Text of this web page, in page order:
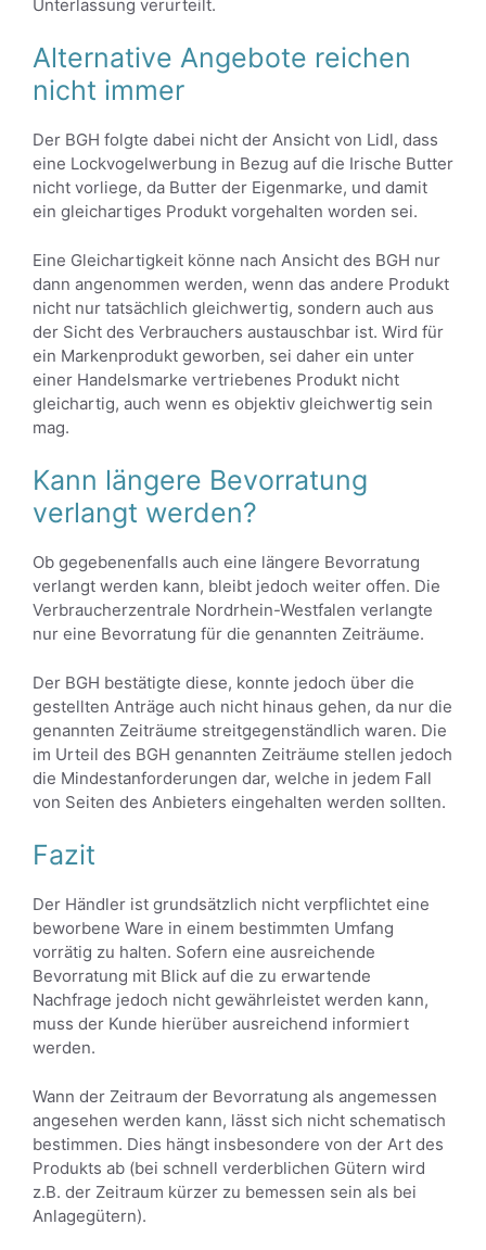
Unterlassung verurteilt.
Alternative Angebote reichen
nicht immer
Der BGH folgte dabei nicht der Ansicht von Lidl, dass
eine Lockvogelwerbung in Bezug auf die Irische Butter
nicht vorliege, da Butter der Eigenmarke, und damit
ein gleichartiges Produkt vorgehalten worden sei.
Eine Gleichartigkeit könne nach Ansicht des BGH nur
dann angenommen werden, wenn das andere Produkt
nicht nur tatsächlich gleichwertig, sondern auch aus
der Sicht des Verbrauchers austauschbar ist. Wird für
ein Markenprodukt geworben, sei daher ein unter
einer Handelsmarke vertriebenes Produkt nicht
gleichartig, auch wenn es objektiv gleichwertig sein
mag.
Kann längere Bevorratung
verlangt werden?
Ob gegebenenfalls auch eine längere Bevorratung
verlangt werden kann, bleibt jedoch weiter offen. Die
Verbraucherzentrale Nordrhein-Westfalen verlangte
nur eine Bevorratung für die genannten Zeiträume.
Der BGH bestätigte diese, konnte jedoch über die
gestellten Anträge auch nicht hinaus gehen, da nur die
genannten Zeiträume streitgegenständlich waren. Die
im Urteil des BGH genannten Zeiträume stellen jedoch
die Mindestanforderungen dar, welche in jedem Fall
von Seiten des Anbieters eingehalten werden sollten.
Fazit
Der Händler ist grundsätzlich nicht verpflichtet eine
beworbene Ware in einem bestimmten Umfang
vorrätig zu halten. Sofern eine ausreichende
Bevorratung mit Blick auf die zu erwartende
Nachfrage jedoch nicht gewährleistet werden kann,
muss der Kunde hierüber ausreichend informiert
werden.
Wann der Zeitraum der Bevorratung als angemessen
angesehen werden kann, lässt sich nicht schematisch
bestimmen. Dies hängt insbesondere von der Art des
Produkts ab (bei schnell verderblichen Gütern wird
z.B. der Zeitraum kürzer zu bemessen sein als bei
Anlagegütern).